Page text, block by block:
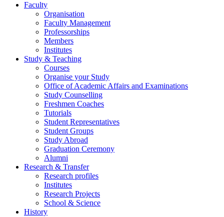
Faculty
Organisation
Faculty Management
Professorships
Members
Institutes
Study & Teaching
Courses
Organise your Study
Office of Academic Affairs and Examinations
Study Counselling
Freshmen Coaches
Tutorials
Student Representatives
Student Groups
Study Abroad
Graduation Ceremony
Alumni
Research & Transfer
Research profiles
Institutes
Research Projects
School & Science
History